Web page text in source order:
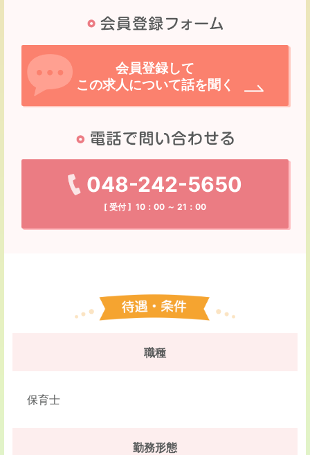
会員登録して
この求人について話を聞く
048-242-5650
[ 受付 ] 10：00 ～ 21：00
職種
保育士
勤務形態